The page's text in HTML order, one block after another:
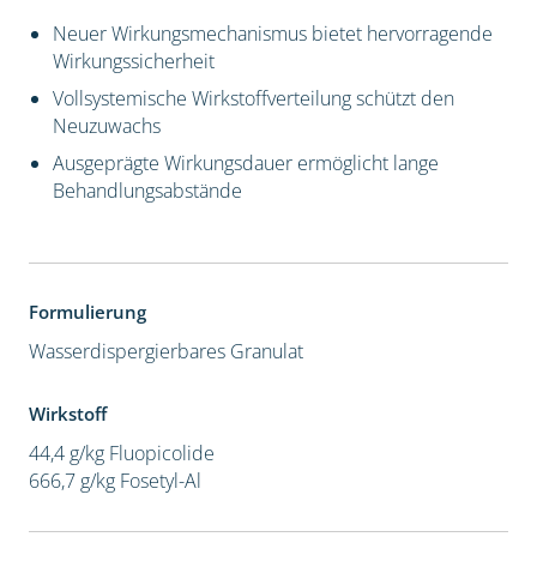
Neuer Wirkungsmechanismus bietet hervorragende
Wirkungssicherheit
Vollsystemische Wirkstoffverteilung schützt den
Neuzuwachs
Ausgeprägte Wirkungsdauer ermöglicht lange
Behandlungsabstände
Formulierung
Wasserdispergierbares Granulat
Wirkstoff
44,4 g/kg Fluopicolide
666,7 g/kg Fosetyl-Al